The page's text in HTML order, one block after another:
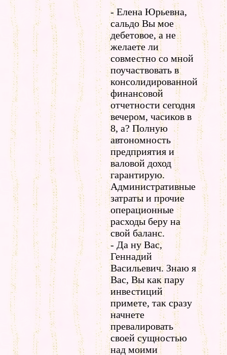
- Елена Юрьевна,
сальдо Вы мое
дебетовое, а не
желаете ли
совместно со мной
поучаствовать в
консолидированной
финансовой
отчетности сегодня
вечером, часиков в
8, а? Полную
автономность
предприятия и
валовой доход
гарантирую.
Административные
затраты и прочие
операционные
расходы беру на
свой баланс.
- Да ну Вас,
Геннадий
Васильевич. Знаю я
Вас, Вы как пару
инвестиций
примете, так сразу
начнете
превалировать
своей сущностью
над моими